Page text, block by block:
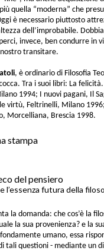
quella “moderna” che
è necessario piuttosto
dell’improbabile.
invece, ben condurre in
transitare.
, è ordinario di Filosofia
Tra i suoi libri: La
1994; I nuovi pagani, Il
virtù, Feltrinelli, Milano
Morcelliana, Brescia 1998.
stampa
del pensiero
l’essenza futura della
la domanda: che cos’è la
la sua provenienza? e la
umano, essa
tali questioni - mediante un